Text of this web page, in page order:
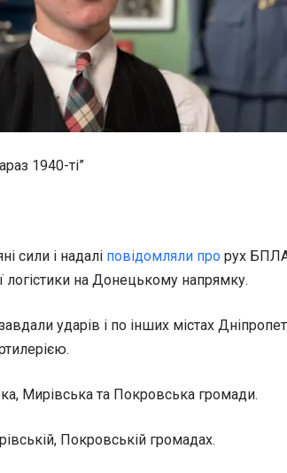
1940-ті”
сили і надалі повідомляли про рух БПЛА
на Донецькому напрямку.
ударів і по інших містах
Мирівська та Покровська громади.
Покровській громадах.